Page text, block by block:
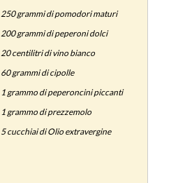
250grammi di pomodori maturi
200grammi di peperoni dolci
20centilitri di vino bianco
60grammi di cipolle
1grammo di peperoncini piccanti
1grammo di prezzemolo
5cucchiai di Olio extravergine